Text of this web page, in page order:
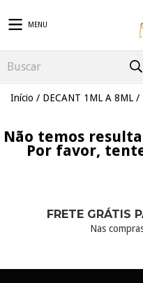
MENU
Início / DECANT 1ML A 8ML /
Não temos
Por favor,
FRETE GRÁTIS
Nas